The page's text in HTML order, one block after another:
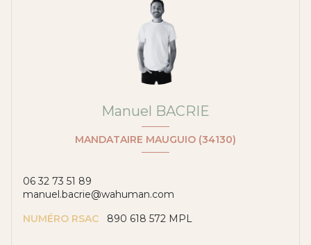
Manuel BACRIE
MANDATAIRE MAUGUIO (34130)
06 32 73 51 89
manuel.bacrie@wahuman.com
NUMÉRO RSAC
890 618 572 MPL